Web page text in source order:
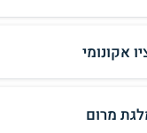
אקונומי
מרום